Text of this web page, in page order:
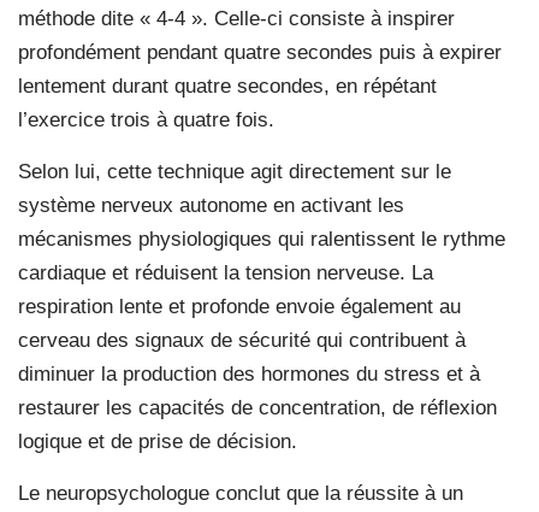
méthode dite « 4-4 ». Celle-ci consiste à inspirer
profondément pendant quatre secondes puis à expirer
lentement durant quatre secondes, en répétant
l’exercice trois à quatre fois.
Selon lui, cette technique agit directement sur le
système nerveux autonome en activant les
mécanismes physiologiques qui ralentissent le rythme
cardiaque et réduisent la tension nerveuse. La
respiration lente et profonde envoie également au
cerveau des signaux de sécurité qui contribuent à
diminuer la production des hormones du stress et à
restaurer les capacités de concentration, de réflexion
logique et de prise de décision.
Le neuropsychologue conclut que la réussite à un